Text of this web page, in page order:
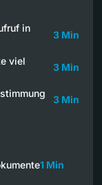
in
3 Min
viel
3 Min
3 Min
1 Min